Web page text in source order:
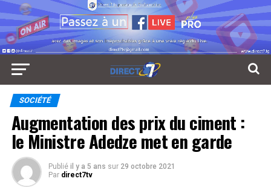
SOCIÉTÉ
Augmentation des prix du ciment :
le Ministre Adedze met en garde
Publié il y a 5 ans sur 29 octobre 2021
Par direct7tv